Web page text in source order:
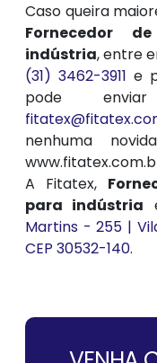
Caso queira
Fornecedor
indústria, entre
(31) 3462-3911 e
pode
nenhuma
A Fitatex,
para indústria
Martins - 255 |
CEP 30532-140.